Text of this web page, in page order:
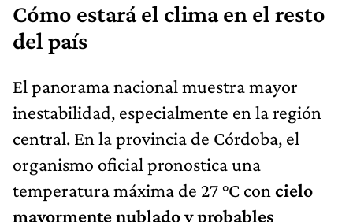
Cómo estará el clima en el resto
del país
El panorama nacional muestra mayor
inestabilidad, especialmente en la región
central. En la provincia de Córdoba, el
organismo oficial pronostica una
temperatura máxima de 27 °C con cielo
mayormente nublado y probables